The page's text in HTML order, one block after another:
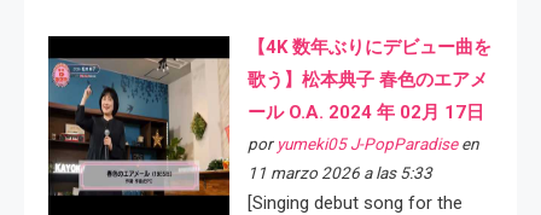
【4K 数年ぶりにデビュー曲を
歌う】松本典子 春色のエアメ
ール O.A. 2024 年 02月 17日
por yumeki05 J-PopParadiseen
11 marzo 2026 a las 5:33
[Singing debut song for the